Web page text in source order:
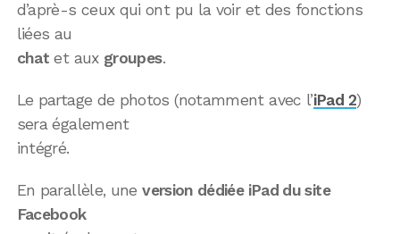
d’aprè-s ceux qui ont pu la voir et des fonctions
liées au
chat et aux groupes.
Le partage de photos (notamment avec l’iPad 2)
sera également
intégré.
En parallèle, uneversion dédiée iPad du site
Facebook